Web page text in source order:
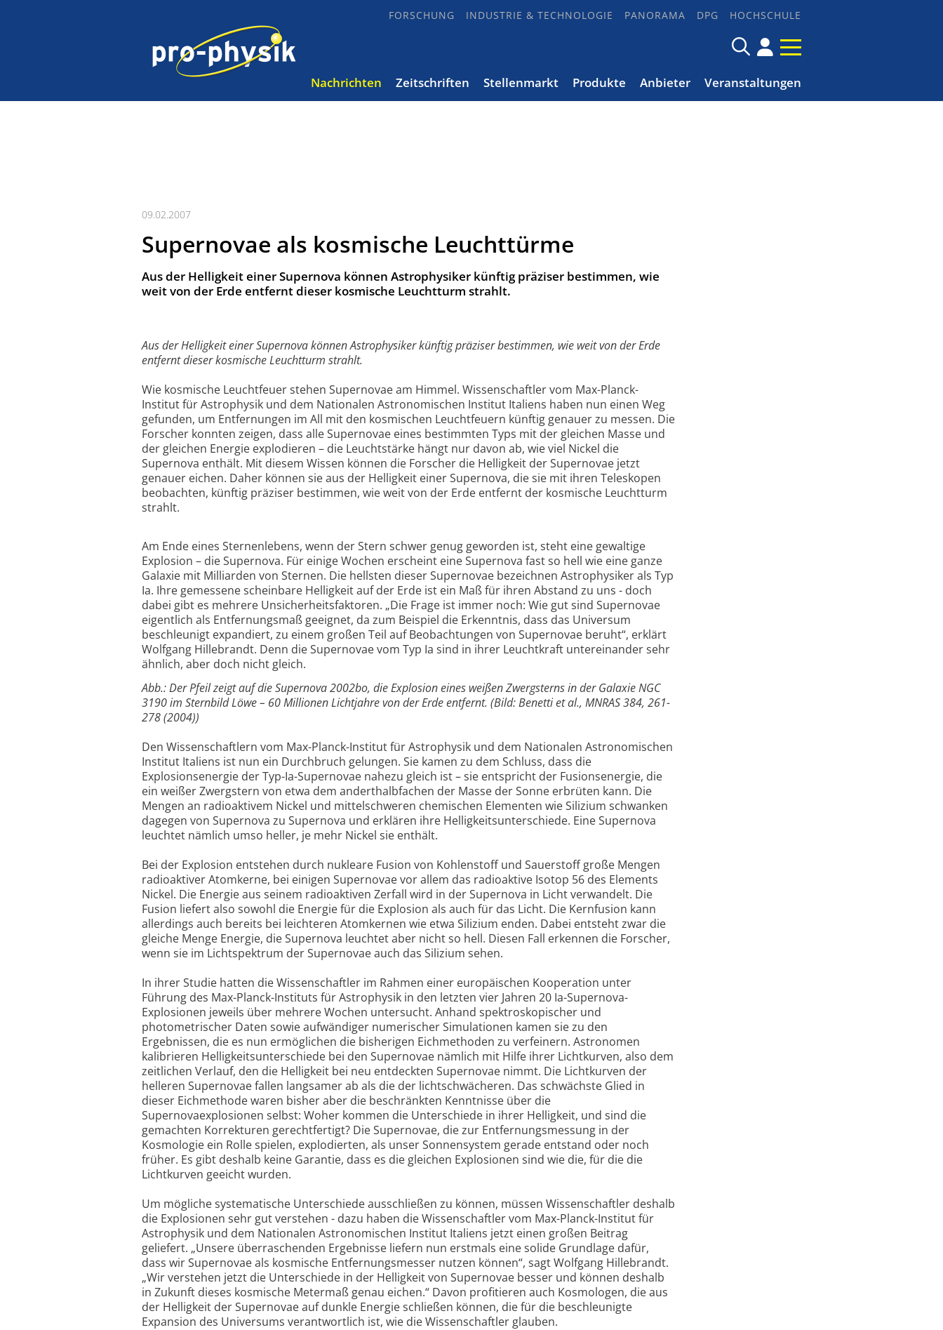
FORSCHUNG INDUSTRIE & TECHNOLOGIE PANORAMA DPG HOCHSCHULE
Nachrichten Zeitschriften Stellenmarkt Produkte Anbieter Veranstaltungen
09.02.2007
Supernovae als kosmische Leuchttürme
Aus der Helligkeit einer Supernova können Astrophysiker künftig präziser bestimmen, wie
weit von der Erde entfernt dieser kosmische Leuchtturm strahlt.
Aus der Helligkeit einer Supernova können Astrophysiker künftig präziser bestimmen, wie weit von der Erde
entfernt dieser kosmische Leuchtturm strahlt.
Wie kosmische Leuchtfeuer stehen Supernovae am Himmel. Wissenschaftler vom Max-Planck-
Institut für Astrophysik und dem Nationalen Astronomischen Institut Italiens haben nun einen Weg
gefunden, um Entfernungen im All mit den kosmischen Leuchtfeuern künftig genauer zu messen. Die
Forscher konnten zeigen, dass alle Supernovae eines bestimmten Typs mit der gleichen Masse und
der gleichen Energie explodieren – die Leuchtstärke hängt nur davon ab, wie viel Nickel die
Supernova enthält. Mit diesem Wissen können die Forscher die Helligkeit der Supernovae jetzt
genauer eichen. Daher können sie aus der Helligkeit einer Supernova, die sie mit ihren Teleskopen
beobachten, künftig präziser bestimmen, wie weit von der Erde entfernt der kosmische Leuchtturm
strahlt.
Am Ende eines Sternenlebens, wenn der Stern schwer genug geworden ist, steht eine gewaltige
Explosion – die Supernova. Für einige Wochen erscheint eine Supernova fast so hell wie eine ganze
Galaxie mit Milliarden von Sternen. Die hellsten dieser Supernovae bezeichnen Astrophysiker als Typ
Ia. Ihre gemessene scheinbare Helligkeit auf der Erde ist ein Maß für ihren Abstand zu uns - doch
dabei gibt es mehrere Unsicherheitsfaktoren. „Die Frage ist immer noch: Wie gut sind Supernovae
eigentlich als Entfernungsmaß geeignet, da zum Beispiel die Erkenntnis, dass das Universum
beschleunigt expandiert, zu einem großen Teil auf Beobachtungen von Supernovae beruht“, erklärt
Wolfgang Hillebrandt. Denn die Supernovae vom Typ Ia sind in ihrer Leuchtkraft untereinander sehr
ähnlich, aber doch nicht gleich.
Abb.: Der Pfeil zeigt auf die Supernova 2002bo, die Explosion eines weißen Zwergsterns in der Galaxie NGC
3190 im Sternbild Löwe – 60 Millionen Lichtjahre von der Erde entfernt. (Bild: Benetti et al., MNRAS 384, 261-
278 (2004))
Den Wissenschaftlern vom Max-Planck-Institut für Astrophysik und dem Nationalen Astronomischen
Institut Italiens ist nun ein Durchbruch gelungen. Sie kamen zu dem Schluss, dass die
Explosionsenergie der Typ-Ia-Supernovae nahezu gleich ist – sie entspricht der Fusionsenergie, die
ein weißer Zwergstern von etwa dem anderthalbfachen der Masse der Sonne erbrüten kann. Die
Mengen an radioaktivem Nickel und mittelschweren chemischen Elementen wie Silizium schwanken
dagegen von Supernova zu Supernova und erklären ihre Helligkeitsunterschiede. Eine Supernova
leuchtet nämlich umso heller, je mehr Nickel sie enthält.
Bei der Explosion entstehen durch nukleare Fusion von Kohlenstoff und Sauerstoff große Mengen
radioaktiver Atomkerne, bei einigen Supernovae vor allem das radioaktive Isotop 56 des Elements
Nickel. Die Energie aus seinem radioaktiven Zerfall wird in der Supernova in Licht verwandelt. Die
Fusion liefert also sowohl die Energie für die Explosion als auch für das Licht. Die Kernfusion kann
allerdings auch bereits bei leichteren Atomkernen wie etwa Silizium enden. Dabei entsteht zwar die
gleiche Menge Energie, die Supernova leuchtet aber nicht so hell. Diesen Fall erkennen die Forscher,
wenn sie im Lichtspektrum der Supernovae auch das Silizium sehen.
In ihrer Studie hatten die Wissenschaftler im Rahmen einer europäischen Kooperation unter
Führung des Max-Planck-Instituts für Astrophysik in den letzten vier Jahren 20 Ia-Supernova-
Explosionen jeweils über mehrere Wochen untersucht. Anhand spektroskopischer und
photometrischer Daten sowie aufwändiger numerischer Simulationen kamen sie zu den
Ergebnissen, die es nun ermöglichen die bisherigen Eichmethoden zu verfeinern. Astronomen
kalibrieren Helligkeitsunterschiede bei den Supernovae nämlich mit Hilfe ihrer Lichtkurven, also dem
zeitlichen Verlauf, den die Helligkeit bei neu entdeckten Supernovae nimmt. Die Lichtkurven der
helleren Supernovae fallen langsamer ab als die der lichtschwächeren. Das schwächste Glied in
dieser Eichmethode waren bisher aber die beschränkten Kenntnisse über die
Supernovaexplosionen selbst: Woher kommen die Unterschiede in ihrer Helligkeit, und sind die
gemachten Korrekturen gerechtfertigt? Die Supernovae, die zur Entfernungsmessung in der
Kosmologie ein Rolle spielen, explodierten, als unser Sonnensystem gerade entstand oder noch
früher. Es gibt deshalb keine Garantie, dass es die gleichen Explosionen sind wie die, für die die
Lichtkurven geeicht wurden.
Um mögliche systematische Unterschiede ausschließen zu können, müssen Wissenschaftler deshalb
die Explosionen sehr gut verstehen - dazu haben die Wissenschaftler vom Max-Planck-Institut für
Astrophysik und dem Nationalen Astronomischen Institut Italiens jetzt einen großen Beitrag
geliefert. „Unsere überraschenden Ergebnisse liefern nun erstmals eine solide Grundlage dafür,
dass wir Supernovae als kosmische Entfernungsmesser nutzen können“, sagt Wolfgang Hillebrandt.
„Wir verstehen jetzt die Unterschiede in der Helligkeit von Supernovae besser und können deshalb
in Zukunft dieses kosmische Metermaß genau eichen.“ Davon profitieren auch Kosmologen, die aus
der Helligkeit der Supernovae auf dunkle Energie schließen können, die für die beschleunigte
Expansion des Universums verantwortlich ist, wie die Wissenschaftler glauben.